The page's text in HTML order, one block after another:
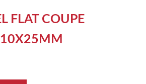
FLAT COUPE